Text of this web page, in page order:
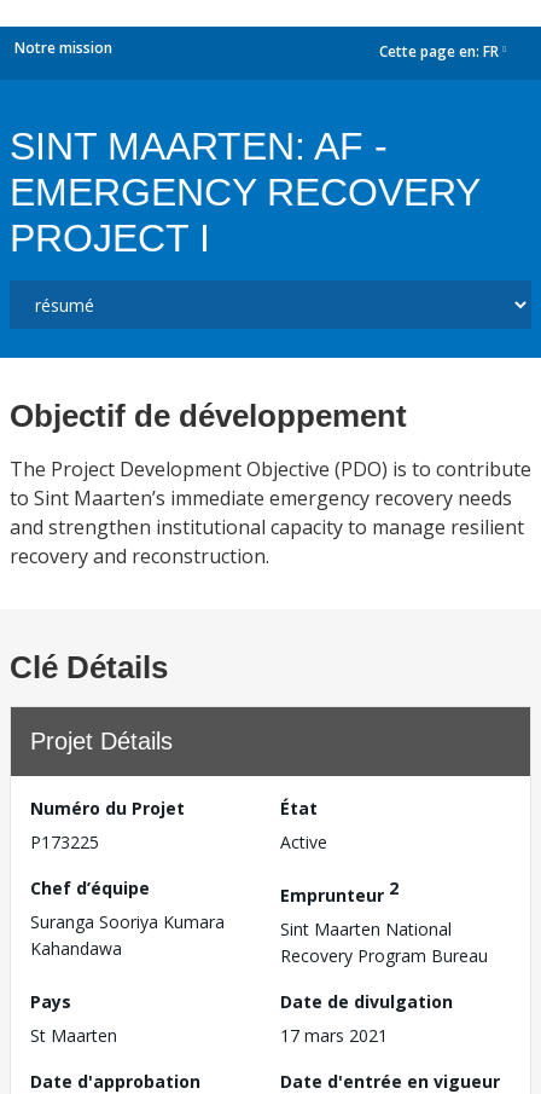
Notre mission Cette page en: FR
SINT MAARTEN: AF -
EMERGENCY RECOVERY
PROJECT I
Objectif de développement
The Project Development Objective (PDO) is to contribute
to Sint Maarten’s immediate emergency recovery needs
and strengthen institutional capacity to manage resilient
recovery and reconstruction.
Clé Détails
Projet Détails
Numéro du Projet
P173225
État
Active
Chef d’équipe
Suranga Sooriya Kumara
Kahandawa
Emprunteur 2
Sint Maarten National
Recovery Program Bureau
Pays
St Maarten
Date de divulgation
17 mars 2021
Date d'approbation
Date d'entrée en vigueur